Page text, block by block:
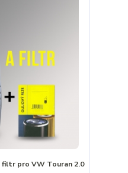
pro VW Touran 2.0